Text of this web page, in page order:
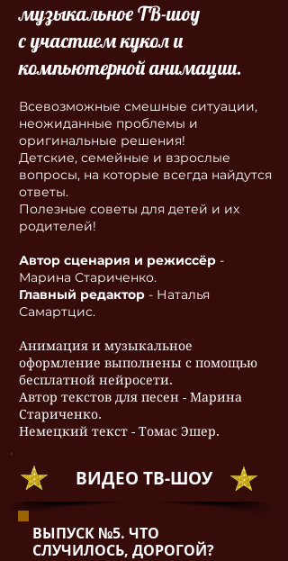
музыкальноеТВ-шоу
с участием кукол и
компьютерной анимации.
Всевозможные смешные ситуации,
неожиданные проблемы и
оригинальные решения!
Детские, семейные и взрослые
вопросы, на которые всегда найдутся
ответы.
Полезные советы для детей и их
родителей!
Автор сценария и режиссёр -
Марина Стариченко.
Главный редактор - Наталья
Самартцис.
Анимация и музыкальное
оформление выполнены с помощью
бесплатной нейросети.
Автор текстов для песен - Марина
Стариченко.
Немецкий текст - Томас Эшер.
ВИДЕО ТВ-ШОУ
ВЫПУСК №5. ЧТО
СЛУЧИЛОСЬ, ДОРОГОЙ?